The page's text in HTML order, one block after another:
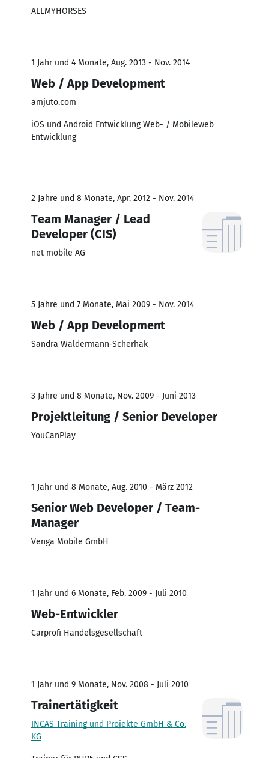
ALLMYHORSES
1 Jahr und 4 Monate, Aug. 2013 - Nov. 2014
Web / App Development
amjuto.com
iOS und Android Entwicklung Web- / Mobileweb
Entwicklung
2 Jahre und 8 Monate, Apr. 2012 - Nov. 2014
Team Manager / Lead
Developer (CIS)
net mobile AG
5 Jahre und 7 Monate, Mai 2009 - Nov. 2014
Web / App Development
Sandra Waldermann-Scherhak
3 Jahre und 8 Monate, Nov. 2009 - Juni 2013
Projektleitung / Senior Developer
YouCanPlay
1 Jahr und 8 Monate, Aug. 2010 - März 2012
Senior Web Developer / Team-
Manager
Venga Mobile GmbH
1 Jahr und 6 Monate, Feb. 2009 - Juli 2010
Web-Entwickler
Carprofi Handelsgesellschaft
1 Jahr und 9 Monate, Nov. 2008 - Juli 2010
Trainertätigkeit
INCAS Training und Projekte GmbH & Co.
KG